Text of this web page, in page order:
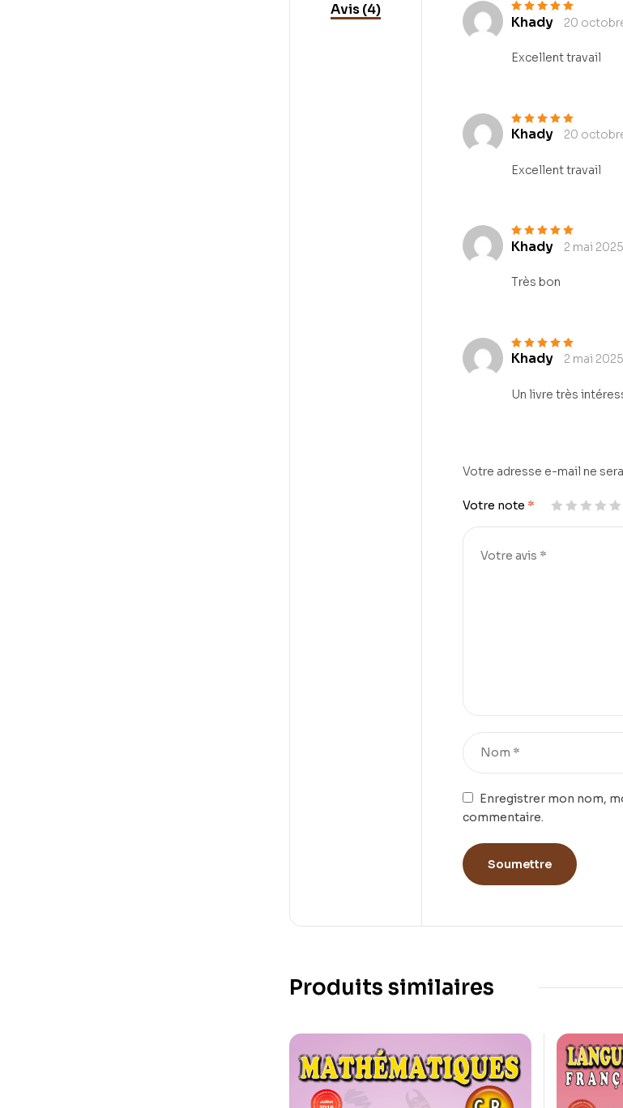
Avis (4)
Note5sur 5
Khady 20
Excellent travail
Note5sur 5
Khady 20
Excellent travail
Note5sur 5
Khady 2 mai 2025
Très bon
Note5sur 5
Khady 2 mai 2025
Un livre très
Votre adresse e-mail ne
Votre note *
Enregistrer mon nom,
commentaire.
Produits similaires